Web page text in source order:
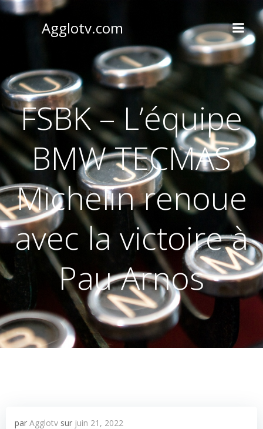
Agglotv.com
FSBK – L’équipe
BMW TECMAS
Michelin renoue
avec la victoire à
Pau Arnos
par Agglotv sur juin 21, 2022